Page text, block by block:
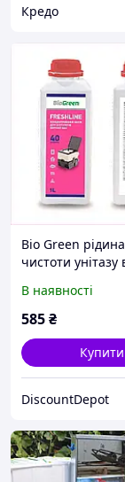
Кредо
Bio Green
чистоти унітазу
В наявності
585₴
Купити
DiscountDepot